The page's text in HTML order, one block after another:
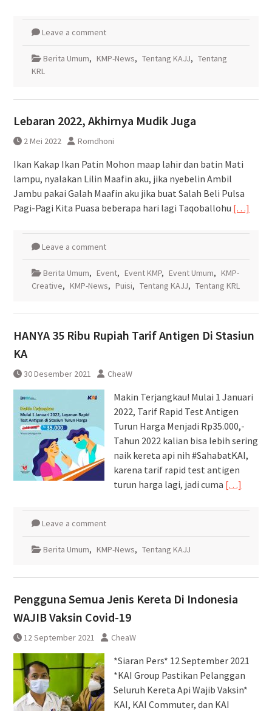
Leave a comment
Berita Umum, KMP-News, Tentang KAJJ, Tentang
KRL
Lebaran 2022, Akhirnya Mudik Juga
2 Mei 2022 Romdhoni
Ikan Kakap Ikan Patin Mohon maap lahir dan batin Mati
lampu, nyalakan Lilin Maafin aku, jika nyebelin Ambil
Jambu pakai Galah Maafin aku jika buat Salah Beli Pulsa
Pagi-Pagi Kita Puasa beberapa hari lagi Taqoballohu […]
Leave a comment
Berita Umum, Event, Event KMP, Event Umum, KMP-
Creative, KMP-News, Puisi, Tentang KAJJ, Tentang KRL
HANYA 35 Ribu Rupiah Tarif Antigen Di Stasiun
KA
30 Desember 2021 CheaW
Makin Terjangkau! Mulai 1 Januari
2022, Tarif Rapid Test Antigen
Turun Harga Menjadi Rp35.000,-
Tahun 2022 kalian bisa lebih sering
naik kereta api nih #SahabatKAI,
karena tarif rapid test antigen
turun harga lagi, jadi cuma […]
Leave a comment
Berita Umum, KMP-News, Tentang KAJJ
Pengguna Semua Jenis Kereta Di Indonesia
WAJIB Vaksin Covid-19
12 September 2021 CheaW
*Siaran Pers* 12 September 2021
*KAI Group Pastikan Pelanggan
Seluruh Kereta Api Wajib Vaksin*
KAI, KAI Commuter, dan KAI